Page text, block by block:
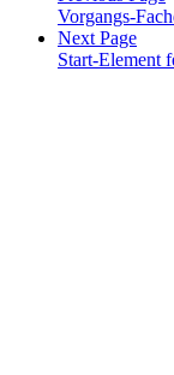
Vorgangs-
Next Page
Start-Element